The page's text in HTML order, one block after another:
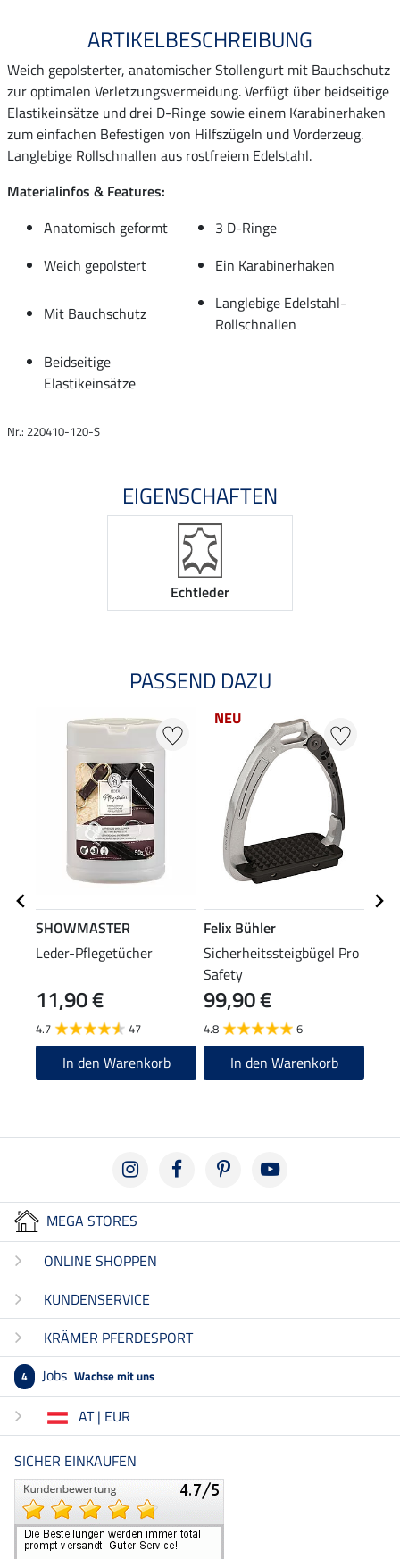
ARTIKELBESCHREIBUNG
Weich gepolsterter, anatomischer Stollengurt mit Bauchschutz
zur optimalen Verletzungsvermeidung. Verfügt über beidseitige
Elastikeinsätze und drei D-Ringe sowie einem Karabinerhaken
zum einfachen Befestigen von Hilfszügeln und Vorderzeug.
Langlebige Rollschnallen aus rostfreiem Edelstahl.
Materialinfos & Features:
Anatomisch geformt
3 D-Ringe
Weich gepolstert
Ein Karabinerhaken
Mit Bauchschutz
Langlebige Edelstahl-
Rollschnallen
Beidseitige
Elastikeinsätze
Nr.: 220410-120-S
EIGENSCHAFTEN
Echtleder
PASSEND DAZU
SHOWMASTER
Leder-Pflegetücher
11,90 €
4.7 47
In den Warenkorb
NEU
Felix Bühler
Sicherheitssteigbügel Pro
Safety
99,90 €
4.8 6
In den Warenkorb
MEGA STORES
ONLINE SHOPPEN
KUNDENSERVICE
KRÄMER PFERDESPORT
4 Jobs Wachse mit uns
AT | EUR
SICHER EINKAUFEN